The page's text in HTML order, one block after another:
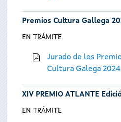
Premios Cultura Gallega
EN TRÁMITE
Jurado de los
Cultura Galega 2024
XIV PREMIO ATLANTE
EN TRÁMITE